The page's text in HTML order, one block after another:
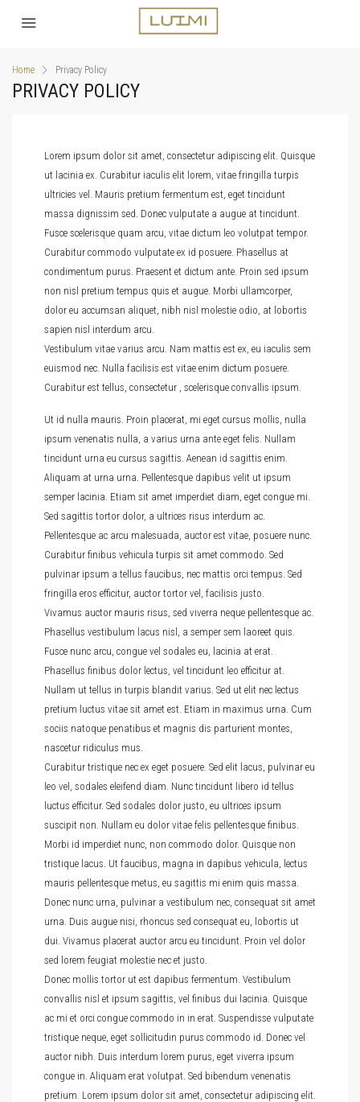
Home Privacy Policy
PRIVACY POLICY
Lorem ipsum dolor sit amet, consectetur adipiscing elit. Quisque
ut lacinia ex. Curabitur iaculis elit lorem, vitae fringilla turpis
ultricies vel. Mauris pretium fermentum est, eget tincidunt
massa dignissim sed. Donec vulputate a augue at tincidunt.
Fusce scelerisque quam arcu, vitae dictum leo volutpat tempor.
Curabitur commodo vulputate ex id posuere. Phasellus at
condimentum purus. Praesent et dictum ante. Proin sed ipsum
non nisl pretium tempus quis et augue. Morbi ullamcorper,
dolor eu accumsan aliquet, nibh nisl molestie odio, at lobortis
sapien nisl interdum arcu.
Vestibulum vitae varius arcu. Nam mattis est ex, eu iaculis sem
euismod nec. Nulla facilisis est vitae enim dictum posuere.
Curabitur est tellus, consectetur , scelerisque convallis ipsum.
Ut id nulla mauris. Proin placerat, mi eget cursus mollis, nulla
ipsum venenatis nulla, a varius urna ante eget felis. Nullam
tincidunt urna eu cursus sagittis. Aenean id sagittis enim.
Aliquam at urna urna. Pellentesque dapibus velit ut ipsum
semper lacinia. Etiam sit amet imperdiet diam, eget congue mi.
Sed sagittis tortor dolor, a ultrices risus interdum ac.
Pellentesque ac arcu malesuada, auctor est vitae, posuere nunc.
Curabitur finibus vehicula turpis sit amet commodo. Sed
pulvinar ipsum a tellus faucibus, nec mattis orci tempus. Sed
fringilla eros efficitur, auctor tortor vel, facilisis justo.
Vivamus auctor mauris risus, sed viverra neque pellentesque ac.
Phasellus vestibulum lacus nisl, a semper sem laoreet quis.
Fusce nunc arcu, congue vel sodales eu, lacinia at erat.
Phasellus finibus dolor lectus, vel tincidunt leo efficitur at.
Nullam ut tellus in turpis blandit varius. Sed ut elit nec lectus
pretium luctus vitae sit amet est. Etiam in maximus urna. Cum
sociis natoque penatibus et magnis dis parturient montes,
nascetur ridiculus mus.
Curabitur tristique nec ex eget posuere. Sed elit lacus, pulvinar eu
leo vel, sodales eleifend diam. Nunc tincidunt libero id tellus
luctus efficitur. Sed sodales dolor justo, eu ultrices ipsum
suscipit non. Nullam eu dolor vitae felis pellentesque finibus.
Morbi id imperdiet nunc, non commodo dolor. Quisque non
tristique lacus. Ut faucibus, magna in dapibus vehicula, lectus
mauris pellentesque metus, eu sagittis mi enim quis massa.
Donec nunc urna, pulvinar a vestibulum nec, consequat sit amet
urna. Duis augue nisi, rhoncus sed consequat eu, lobortis ut
dui. Vivamus placerat auctor arcu eu tincidunt. Proin vel dolor
sed lorem feugiat molestie nec et justo.
Donec mollis tortor ut est dapibus fermentum. Vestibulum
convallis nisl et ipsum sagittis, vel finibus dui lacinia. Quisque
ac mi et orci congue commodo in in erat. Suspendisse vulputate
tristique neque, eget sollicitudin purus commodo id. Donec vel
auctor nibh. Duis interdum lorem purus, eget viverra ipsum
congue in. Aliquam erat volutpat. Sed bibendum venenatis
pretium. Lorem ipsum dolor sit amet, consectetur adipiscing elit.